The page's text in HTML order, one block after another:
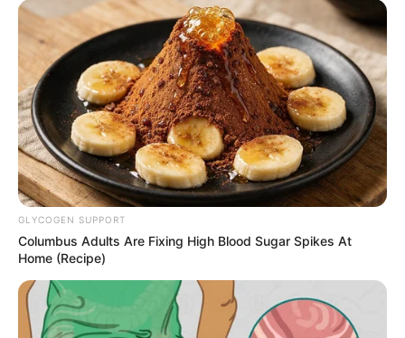
GLYCOGEN SUPPORT
Columbus Adults Are Fixing High Blood Sugar Spikes At
Home (Recipe)